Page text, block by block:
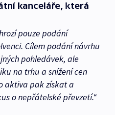
kanceláře, která
pouze podání
Cílem podání návrhu
pohledávek, ale
na trhu a snížení cen
aktiva pak získat a
o nepřátelské převzetí.“